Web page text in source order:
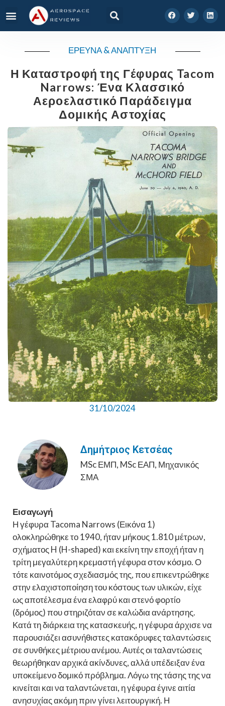
ΕΡΕΥΝΑ & ΑΝΑΠΤΥΞΗ
Η Καταστροφή της Γέφυρας Tacom
Narrows: Ένα Κλασσικό
Αεροελαστικό Παράδειγμα
Δομικής Αστοχίας
31/10/2024
Δημήτριος Κετσέας
MSc ΕΜΠ, MSc ΕΑΠ, Μηχανικός
ΣΜΑ
Εισαγωγή
Η γέφυρα Tacoma Narrows (Εικόνα 1)
ολοκληρώθηκε το 1940, ήταν μήκους 1.810 μέτρων,
σχήματος H (H-shaped) και εκείνη την εποχή ήταν η
τρίτη μεγαλύτερη κρεμαστή γέφυρα στον κόσμο. Ο
τότε καινοτόμος σχεδιασμός της, που επικεντρώθηκε
στην ελαχιστοποίηση του κόστους των υλικών, είχε
ως αποτέλεσμα ένα ελαφρύ και στενό φορτίο
(δρόμος) που στηριζόταν σε καλώδια ανάρτησης.
Κατά τη διάρκεια της κατασκευής, η γέφυρα άρχισε να
παρουσιάζει ασυνήθιστες κατακόρυφες ταλαντώσεις
σε συνθήκες μέτριου ανέμου. Αυτές οι ταλαντώσεις
θεωρήθηκαν αρχικά ακίνδυνες, αλλά υπέδειξαν ένα
υποκείμενο δομικό πρόβλημα. Λόγω της τάσης της να
κινείται και να ταλαντώνεται, η γέφυρα έγινε αιτία
ανησυχίας ακόμη πριν γίνει λειτουργική. Η